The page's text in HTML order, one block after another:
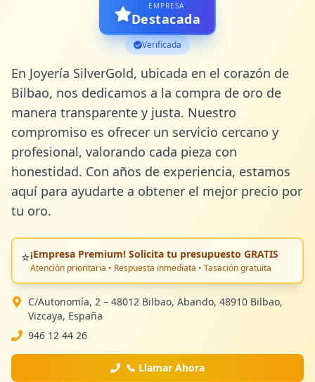
EMPRESA
Destacada
Verificada
En Joyería SilverGold, ubicada en el corazón de
Bilbao, nos dedicamos a la compra de oro de
manera transparente y justa. Nuestro
compromiso es ofrecer un servicio cercano y
profesional, valorando cada pieza con
honestidad. Con años de experiencia, estamos
aquí para ayudarte a obtener el mejor precio por
tu oro.
⭐¡Empresa Premium! Solicita tu presupuesto GRATIS
Atención prioritaria • Respuesta inmediata • Tasación gratuita
C/Autonomía, 2 – 48012 Bilbao, Abando, 48910 Bilbao,
Vizcaya, España
946 12 44 26
📞 Llamar Ahora